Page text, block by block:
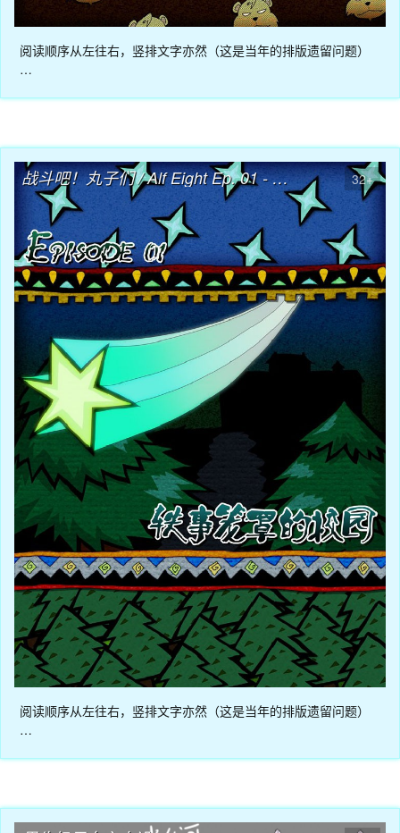
阅读顺序从左往右，竖排文字亦然（这是当年的排版遗留问题）
…
战斗吧！丸子们 / Alf Eight Ep. 01 - 轶事笼罩的校园 32+
阅读顺序从左往右，竖排文字亦然（这是当年的排版遗留问题）
…